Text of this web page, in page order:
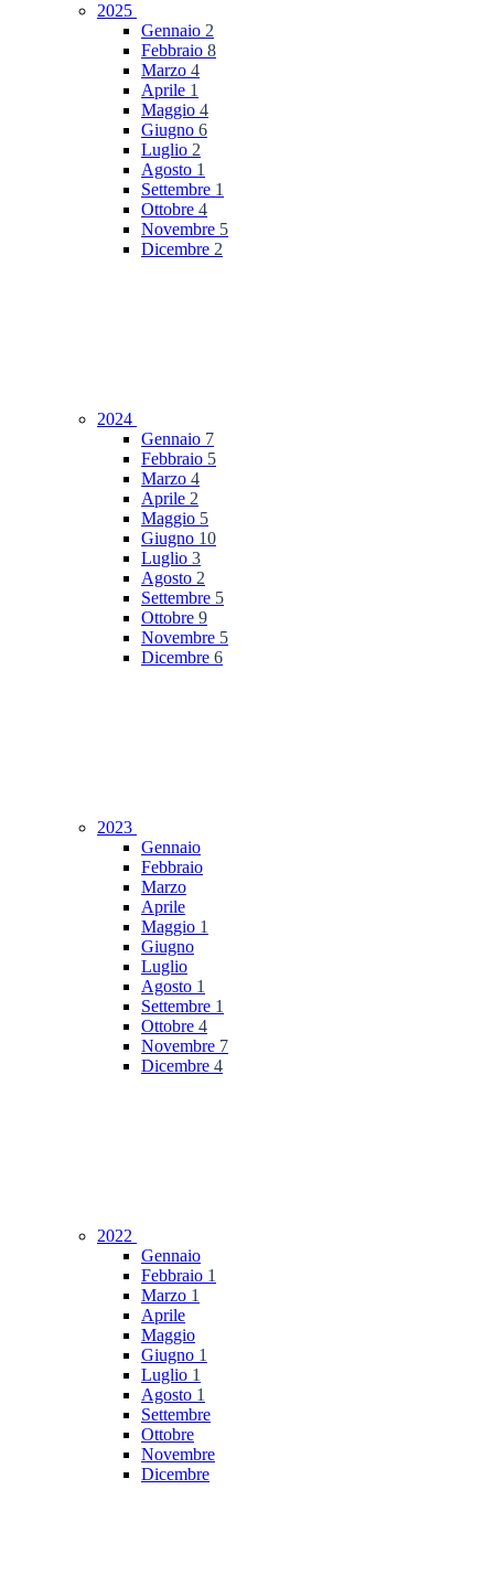
2025
Gennaio 2
Febbraio 8
Marzo 4
Aprile 1
Maggio 4
Giugno 6
Luglio 2
Agosto 1
Settembre 1
Ottobre 4
Novembre 5
Dicembre 2
2024
Gennaio 7
Febbraio 5
Marzo 4
Aprile 2
Maggio 5
Giugno 10
Luglio 3
Agosto 2
Settembre 5
Ottobre 9
Novembre 5
Dicembre 6
2023
Gennaio
Febbraio
Marzo
Aprile
Maggio 1
Giugno
Luglio
Agosto 1
Settembre 1
Ottobre 4
Novembre 7
Dicembre 4
2022
Gennaio
Febbraio 1
Marzo 1
Aprile
Maggio
Giugno 1
Luglio 1
Agosto 1
Settembre
Ottobre
Novembre
Dicembre